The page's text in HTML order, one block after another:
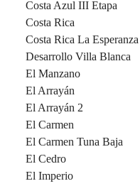
Costa Azul III Etapa
Costa Rica
Costa Rica La Esperanza
Desarrollo Villa Blanca
El Manzano
El Arrayán
El Arrayán 2
El Carmen
El Carmen Tuna Baja
El Cedro
El Imperio